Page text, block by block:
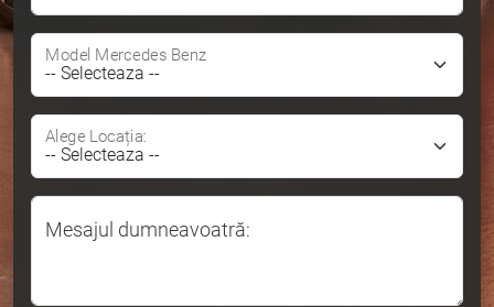
Model Mercedes Benz
Alege Locația:
Mesajul dumneavoatră: